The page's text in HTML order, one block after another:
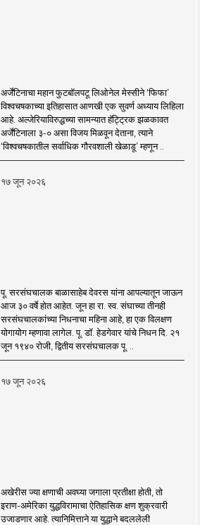
अर्जेंटिनाचा महान फुटबॉलपटू लिओनेल मेस्सीने ‘फिफा’
विश्वचषकाच्या इतिहासात आणखी एक सुवर्ण अध्याय लिहिला
आहे. अल्जेरियाविरुद्धच्या सामन्यात हॅट्ट्रिक झळकावत
अर्जेंटिनाला ३-० असा विजय मिळवून देताना, त्याने
‘विश्वचषकातील सर्वाधिक गौरवशाली खेळाडू’ म्हणून ..
१७ जून २०२६
पू. सरसंघचालक बाळासाहेब देवरस यांना आपल्यातून जाऊन
आज ३० वर्षे होत आहेत. जून हा रा. स्व. संघाच्या तीनही
सरसंघचालकांच्या निधनाचा महिना आहे, हा एक विलक्षण
योगायोग म्हणावा लागेल. पू. डॉ. हेडगेवार यांचे निधन दि. २१
जून १९४० रोजी, द्वितीय सरसंघचालक पू. ..
१७ जून २०२६
अखेरीस ज्या क्षणाची अवघ्या जगाला प्रतीक्षा होती, तो
इराण-अमेरिका युद्धविरामाचा ऐतिहासिक क्षण शुक्रवारी
उजाडणार आहे. त्यानिमित्ताने या युद्धाने बदललेली